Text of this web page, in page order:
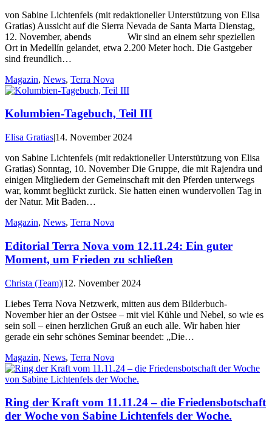
von Sabine Lichtenfels (mit redaktioneller Unterstützung von Elisa
Gratias) Aussicht auf die Sierra Nevada de Santa Marta Dienstag,
12. November, abends Wir sind an einem sehr speziellen
Ort in Medellín gelandet, etwa 2.200 Meter hoch. Die Gastgeber
sind freundlich…
Magazin, News, Terra Nova
Kolumbien-Tagebuch, Teil III
Elisa Gratias|14. November 2024
von Sabine Lichtenfels (mit redaktioneller Unterstützung von Elisa
Gratias) Sonntag, 10. November Die Gruppe, die mit Rajendra und
einigen Mitgliedern der Gemeinschaft mit den Pferden unterwegs
war, kommt beglückt zurück. Sie hatten einen wundervollen Tag in
der Natur. Mit Baden…
Magazin, News, Terra Nova
Editorial Terra Nova vom 12.11.24: Ein guter
Moment, um Frieden zu schließen
Christa (Team)|12. November 2024
Liebes Terra Nova Netzwerk, mitten aus dem Bilderbuch-
November hier an der Ostsee – mit viel Kühle und Nebel, so wie es
sein soll – einen herzlichen Gruß an euch alle. Wir haben hier
gerade ein sehr schönes Seminar beendet: „Die…
Magazin, News, Terra Nova
Ring der Kraft vom 11.11.24 – die Friedensbotschaft
der Woche von Sabine Lichtenfels der Woche.